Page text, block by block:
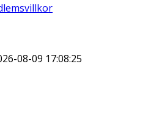
08-09 17:08:25